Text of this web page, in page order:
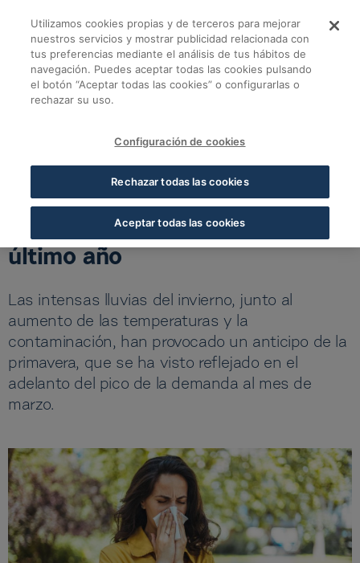
La demanda de
Volver a todas las noticias
La demanda de productos para
combatir la alergia crece un
8% en las farmacias en el
último año
Las intensas lluvias del invierno, junto al
aumento de las temperaturas y la
contaminación, han provocado un anticipo de la
primavera, que se ha visto reflejado en el
adelanto del pico de la demanda al mes de
marzo.
Utilizamos cookies propias y de terceros para mejorar
nuestros servicios y mostrar publicidad relacionada con
tus preferencias mediante el análisis de tus hábitos de
navegación. Puedes aceptar todas las cookies pulsando
el botón “Aceptar todas las cookies” o configurarlas o
rechazar su uso.
Configuración de cookies
Rechazar todas las cookies
Aceptar todas las cookies